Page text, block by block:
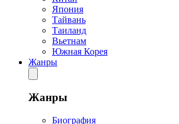
Япония
Тайвань
Таиланд
Вьетнам
Южная Корея
Жанры
Жанры
Биография